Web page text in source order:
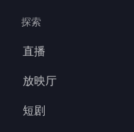
探索
直播
放映厅
短剧